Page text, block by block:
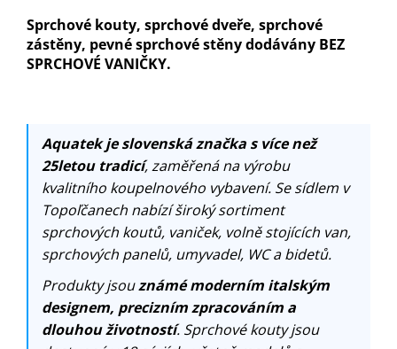
Sprchové kouty, sprchové dveře, sprchové
zástěny, pevné sprchové stěny dodávány BEZ
SPRCHOVÉ VANIČKY.
Aquatek je slovenská značka s více než
25letou tradicí, zaměřená na výrobu
kvalitního koupelnového vybavení. Se sídlem v
Topoľčanech nabízí široký sortiment
sprchových koutů, vaniček, volně stojících van,
sprchových panelů, umyvadel, WC a bidetů.
Produkty jsouznámé moderním italským
designem, precizním zpracováním a
dlouhou životností. Sprchové kouty jsou